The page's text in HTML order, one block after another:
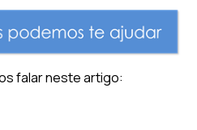
falar neste artigo: